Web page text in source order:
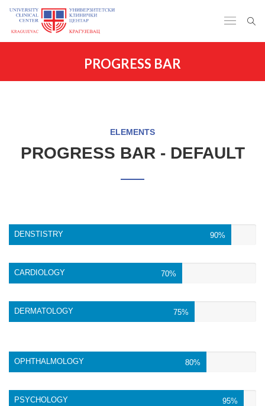
PROGRESS BAR
ELEMENTS
PROGRESS BAR - DEFAULT
DENSTISTRY 90%
CARDIOLOGY 70%
DERMATOLOGY 75%
OPHTHALMOLOGY 80%
PSYCHOLOGY 95%